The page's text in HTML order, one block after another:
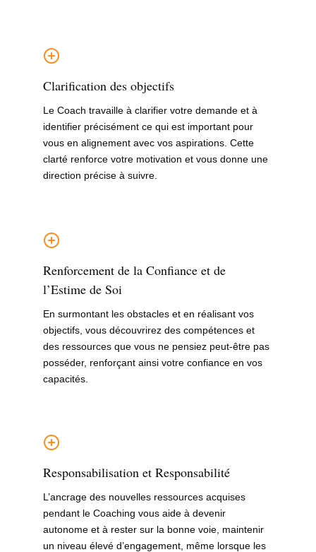
Clarification des objectifs
Le Coach travaille à clarifier votre demande et à
identifier précisément ce qui est important pour
vous en alignement avec vos aspirations. Cette
clarté renforce votre motivation et vous donne une
direction précise à suivre.
Renforcement de la Confiance et de
l’Estime de Soi
En surmontant les obstacles et en réalisant vos
objectifs, vous découvrirez des compétences et
des ressources que vous ne pensiez peut-être pas
posséder, renforçant ainsi votre confiance en vos
capacités.
Responsabilisation et Responsabilité
L’ancrage des nouvelles ressources acquises
pendant le Coaching vous aide à devenir
autonome et à rester sur la bonne voie, maintenir
un niveau élevé d’engagement, même lorsque les